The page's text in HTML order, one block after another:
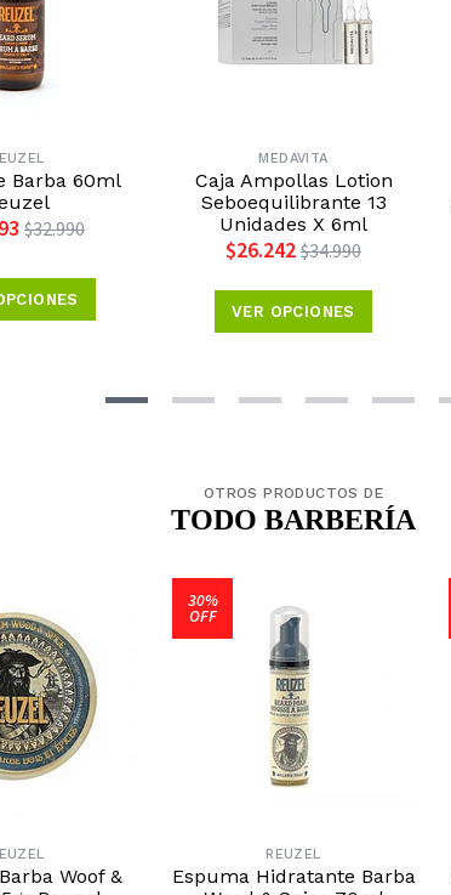
Barba 60ml
$32.990
MEDAVITA
Caja Ampollas Lotion
Seboequilibrante 13
Unidades X 6ml
$26.242 $34.990
VER OPCIONES
OTROS PRODUCTOS DE
TODO BARBERÍA
Woof &
30%
OFF
REUZEL
Espuma Hidratante Barba